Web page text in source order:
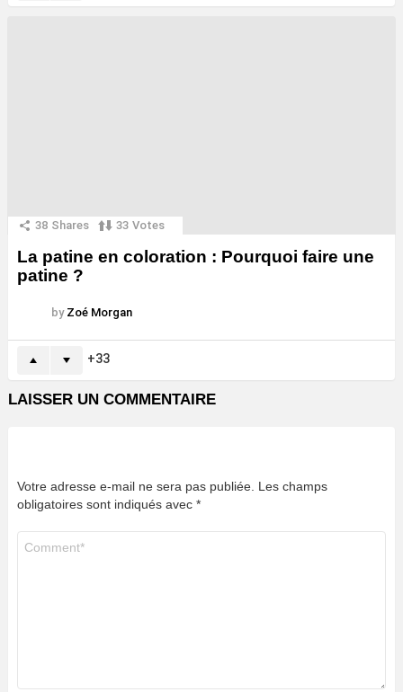
38 Shares 33 Votes
La patine en coloration : Pourquoi faire une
patine ?
by Zoé Morgan
33
LAISSER UN COMMENTAIRE
Votre adresse e-mail ne sera pas publiée. Les champs
obligatoires sont indiqués avec *